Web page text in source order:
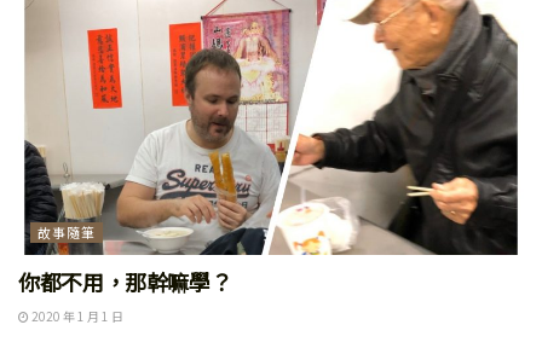
故事隨筆
你都不用，那幹嘛學？
2020 年 1 月 1 日